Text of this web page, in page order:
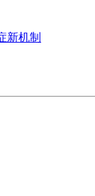
新机制